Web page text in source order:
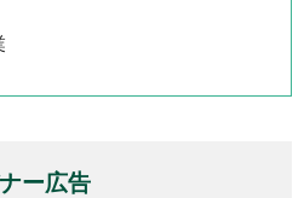
ー広告